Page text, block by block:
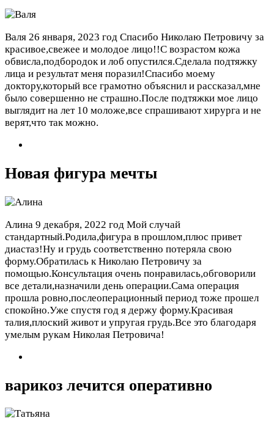
Валя 26 января, 2023 год Спасибо Николаю Петровичу за
красивое,свежее и молодое лицо!!С возрастом кожа
обвисла,подбородок и лоб опустился.Сделала подтяжку
лица и результат меня поразил!Спасибо моему
доктору,который все грамотно объяснил и рассказал,мне
было совершенно не страшно.После подтяжки мое лицо
выглядит на лет 10 моложе,все спрашивают хирурга и не
верят,что так можно.
Новая фигура мечты
Алина 9 декабря, 2022 год Мой случай
стандартный.Родила,фигура в прошлом,плюс привет
диастаз!Ну и грудь соответственно потеряла свою
форму.Обратилась к Николаю Петровичу за
помощью.Консультация очень понравилась,обговорили
все детали,назначили день операции.Сама операция
прошла ровно,послеоперационный период тоже прошел
спокойно.Уже спустя год я держу форму.Красивая
талия,плоский живот и упругая грудь.Все это благодаря
умелым рукам Николая Петровича!
варикоз лечится оперативно